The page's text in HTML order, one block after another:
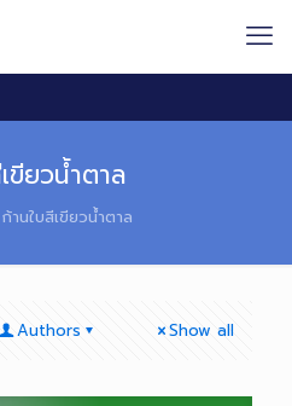
ขียวน้ำตาล
ก้านใบสีเขียวน้ำตาล
Authors Show all